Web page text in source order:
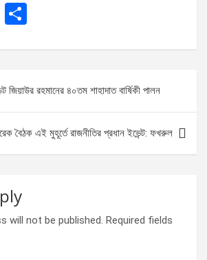
W
at
s
A
p
ar
e
জিয়াউর রহমানের ৪০তম শাহাদাত বার্ষিকী পালন
বৈঠক এই মুহূর্তে রাজনীতির প্রধান ইভেন্ট: ফখরুল
will not be published. Required fields